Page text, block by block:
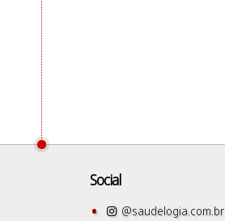
Social
@saudelogia.com.br